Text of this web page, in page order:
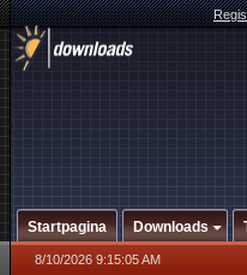
Startpagina Downloads
8/10/2026 9:15:05 AM